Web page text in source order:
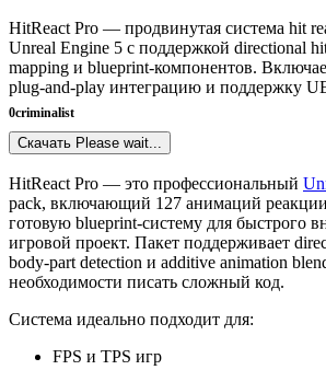
HitReact Pro — продвинутая система hit
Unreal Engine 5 с поддержкой directional
mapping и blueprint-компонентов.
plug-and-play интеграцию и поддержку
0criminalist
Скачать Please wait...
HitReact Pro — это профессиональный
pack, включающий 127 анимаций
готовую blueprint-систему для быстрого
игровой проект. Пакет поддерживает
body-part detection и additive animation
необходимости писать сложный код.
Система идеально подходит для:
FPS и TPS игр